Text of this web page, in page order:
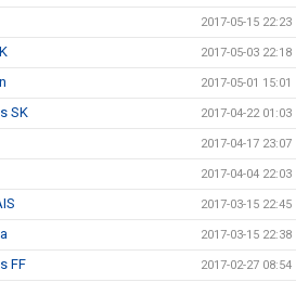
2017-05-15 22:23
2017-05-03 22:18
2017-05-01 15:01
SK 2017-04-22 01:03
2017-04-17 23:07
2017-04-04 22:03
2017-03-15 22:45
2017-03-15 22:38
FF 2017-02-27 08:54